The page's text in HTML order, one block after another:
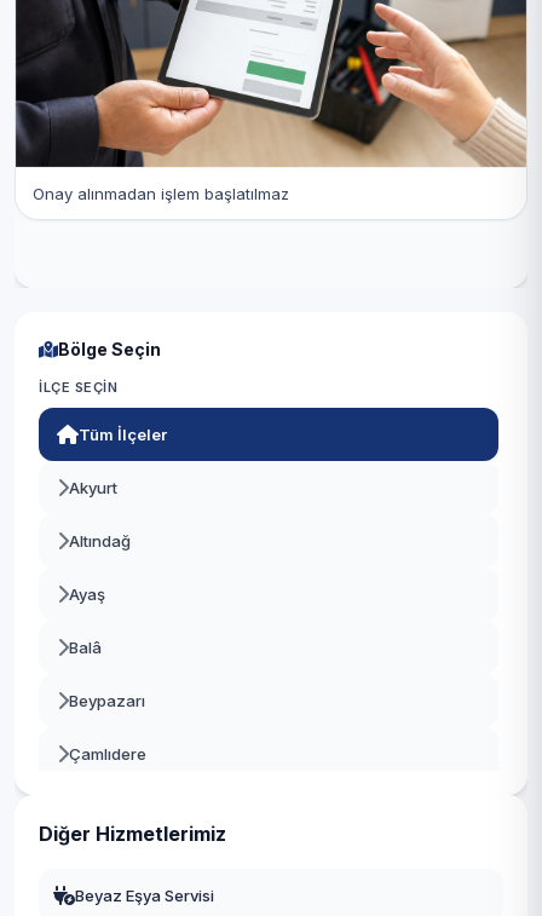
Onay alınmadan işlem başlatılmaz
Bölge Seçin
İLÇE SEÇIN
Tüm İlçeler
Akyurt
Altındağ
Ayaş
Balâ
Beypazarı
Çamlıdere
Diğer Hizmetlerimiz
Beyaz Eşya Servisi